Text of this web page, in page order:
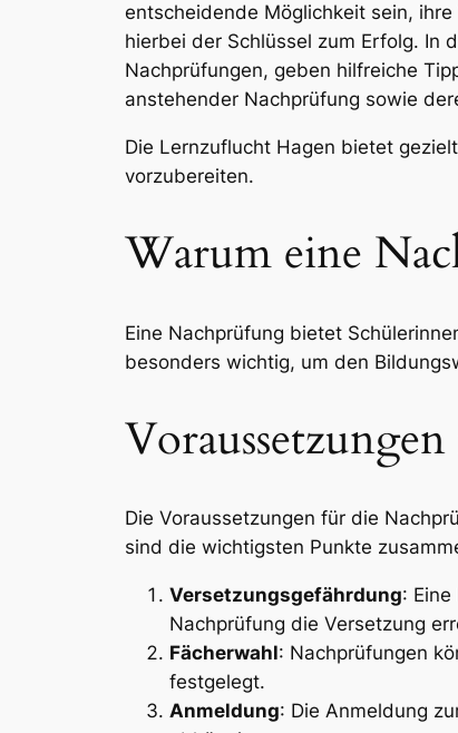
entscheidende Möglichkeit sein,
hierbei der Schlüssel zum Erfolg. In
Nachprüfungen, geben hilfreiche
anstehender Nachprüfung sowie
Die Lernzuflucht Hagen bietet
vorzubereiten.
Warum eine
Eine Nachprüfung bietet
besonders wichtig, um den
Die Voraussetzungen für die
sind die wichtigsten Punkte
Versetzungsgefährdung:
Nachprüfung die Versetzung
Fächerwahl: Nachprüfungen
festgelegt.
Anmeldung: Die Anmeldung